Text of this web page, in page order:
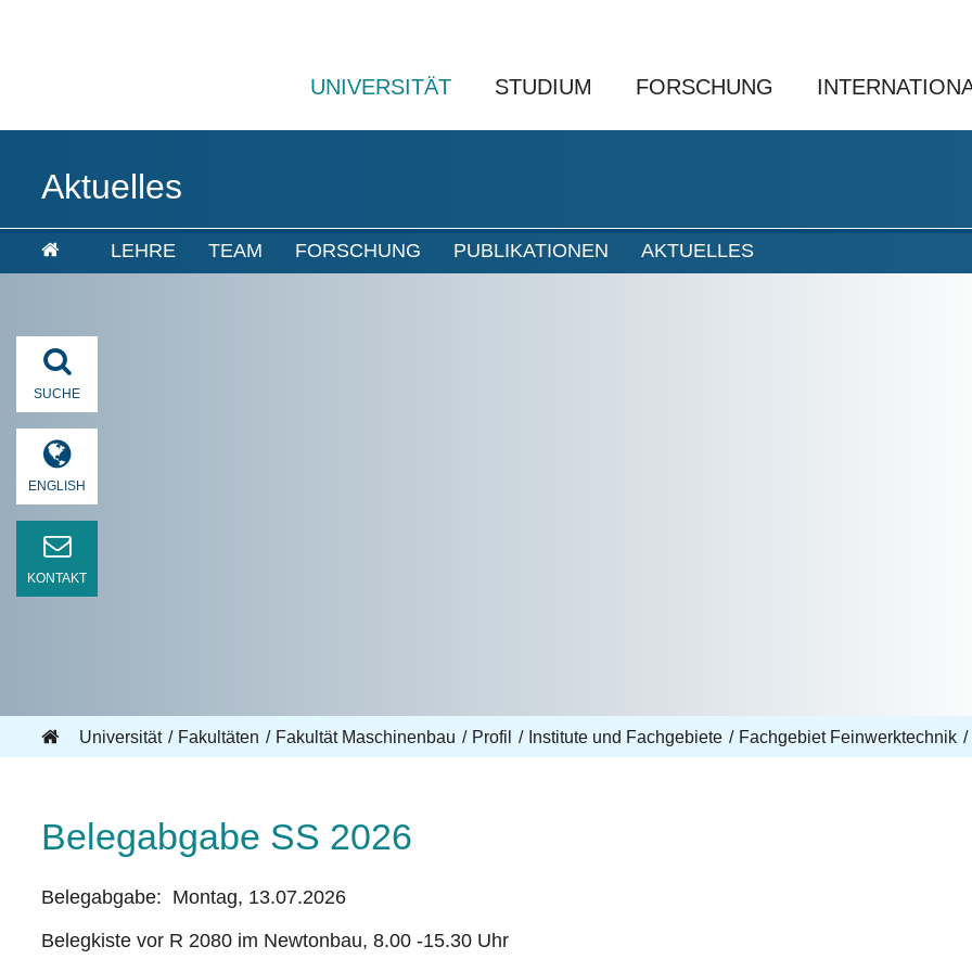
UNIVERSITÄT STUDIUM FORSCHUNG
Aktuelles
LEHRE TEAM FORSCHUNG PUBLIKATIONEN AKTUELLES
SUCHE
ENGLISH
KONTAKT
Universität Fakultäten Fakultät Maschinenbau Profil Institute und Fachgebiete Fachgebiet Feinwerktechnik
Belegabgabe SS 2026
Belegabgabe: Montag, 13.07.2026
Belegkiste vor R 2080 im Newtonbau, 8.00 -15.30 Uhr